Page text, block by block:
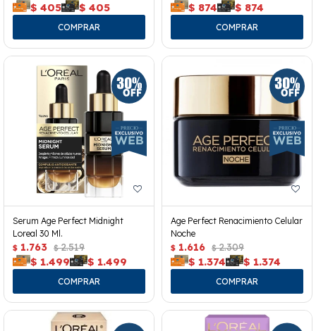
$ 405 $ 405 $ 874 $ 874
Serum Age Perfect Midnight
Loreal 30 Ml.
$ 1.763 $ 2.519
$ 1.499 $ 1.499
Age Perfect Renacimiento Celular
Noche
$ 1.616 $ 2.309
$ 1.374 $ 1.374